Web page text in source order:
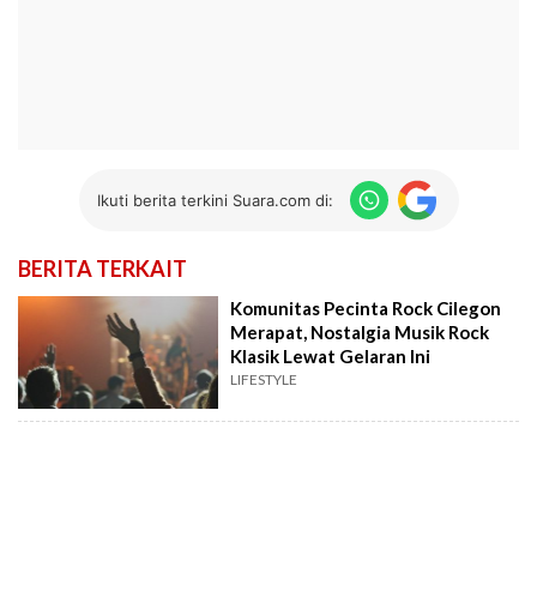
Ikuti berita terkini Suara.com di:
BERITA TERKAIT
Komunitas Pecinta Rock Cilegon
Merapat, Nostalgia Musik Rock
Klasik Lewat Gelaran Ini
LIFESTYLE